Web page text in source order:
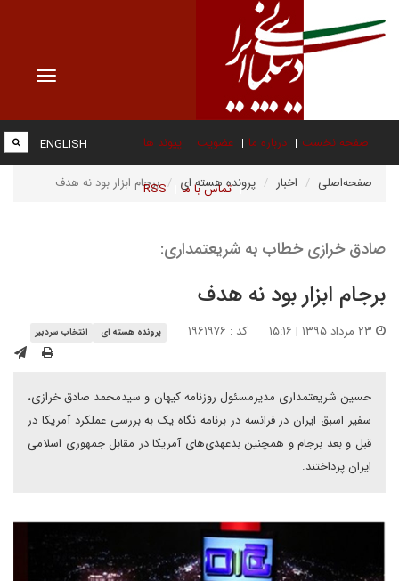
Toggle
صفحه نخست درباره ما عضویت پیوند ها
تماس با ما RSS
ENGLISH
صفحه‌اصلی اخبار پرونده هسته ای برجام ابزار بود نه هدف
صادق خرازی خطاب به شریعتمداری:
برجام ابزار بود نه هدف
کد : ۱۹۶۱۹۷۶ پرونده هسته ای انتخاب سردبیر
حسین شریعتمداری مدیرمسئول روزنامه کیهان و سیدمحمد صادق خرازی،
سفیر اسبق ایران در فرانسه در برنامه نگاه یک به بررسی عملکرد آمریکا در
قبل و بعد برجام و همچنین بد‌عهدی‌های آمریکا در مقابل جمهوری اسلامی
ایران پرداختند.